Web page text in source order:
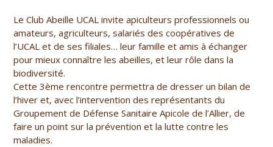
Le Club Abeille UCAL invite apiculteurs professionnels ou
amateurs, agriculteurs, salariés des coopératives de
l’UCAL et de ses filiales… leur famille et amis à échanger
pour mieux connaître les abeilles, et leur rôle dans la
biodiversité.
Cette 3ème rencontre permettra de dresser un bilan de
l’hiver et, avec l’intervention des représentants du
Groupement de Défense Sanitaire Apicole de l’Allier, de
faire un point sur la prévention et la lutte contre les
maladies.